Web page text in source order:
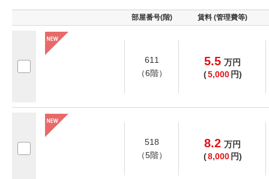
部屋番号(階) 賃料 (管理費等)
611
（6階）
5.5 万円
(5,000 円)
518
（5階）
8.2 万円
(8,000 円)